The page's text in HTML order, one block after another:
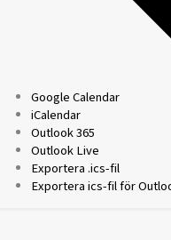
Google Calendar
iCalendar
Outlook 365
Outlook Live
Exportera .ics-fil
Exportera ics-fil för